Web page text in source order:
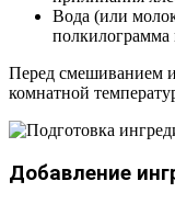
Вода (или
полкилограмма
Перед смешиванием
комнатной
Добавление